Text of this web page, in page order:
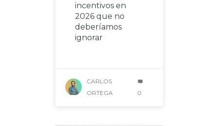
incentivos en
2026 que no
deberíamos
ignorar
CARLOS
ORTEGA
0